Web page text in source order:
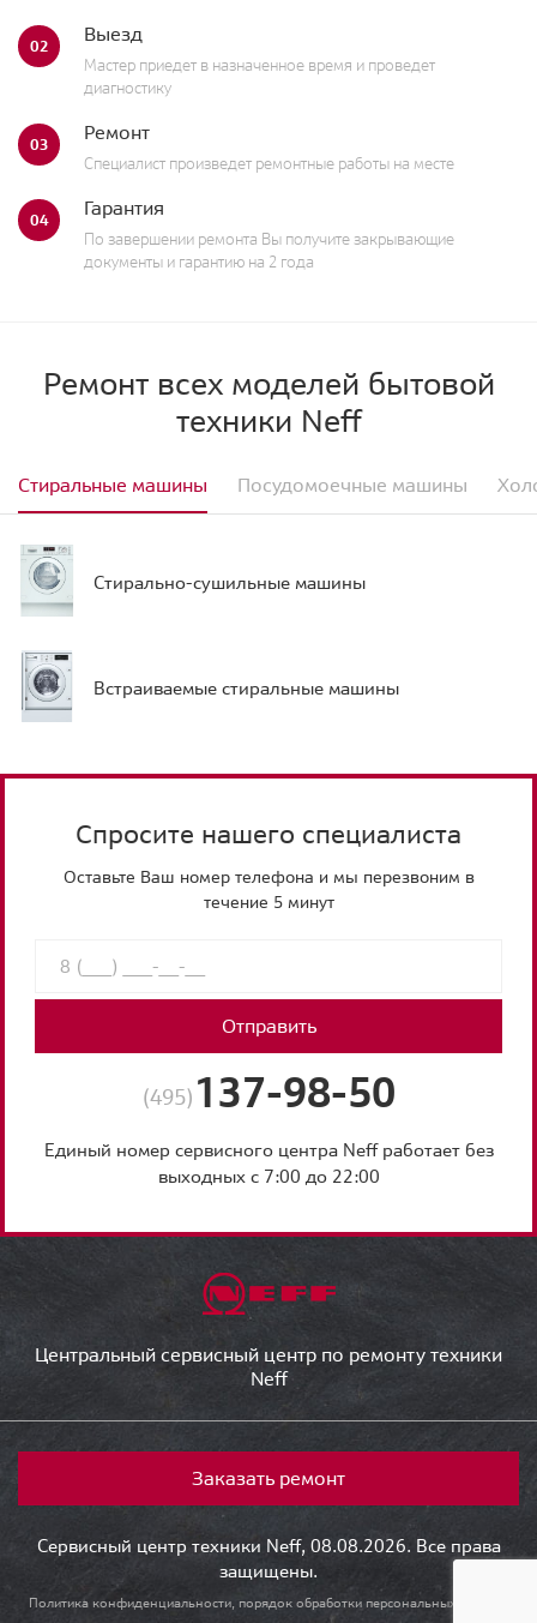
02 Выезд
Мастер приедет в назначенное время и проведет
диагностику
03 Ремонт
Специалист произведет ремонтные работы на месте
04 Гарантия
По завершении ремонта Вы получите закрывающие
документы и гарантию на 2 года
Ремонт всех моделей бытовой
техники Neff
Стиральные машины Посудомоечные машины
Стирально-сушильные машины
Встраиваемые стиральные машины
Спросите нашего специалиста
Оставьте Ваш номер телефона и мы перезвоним в
течение 5 минут
Отправить
(495) 137-98-50
Единый номер сервисного центра Neff работает без
выходных с 7:00 до 22:00
Центральный сервисный центр по ремонту техники
Neff
Заказать ремонт
Сервисный центр техники Neff, 08.08.2026. Все права
защищены.
Политика конфиденциальности, порядок обработки персональных данных